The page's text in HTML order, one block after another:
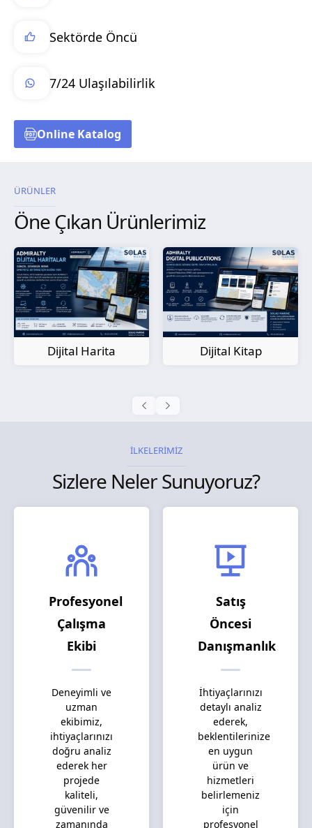
Sektörde Öncü
7/24 Ulaşılabilirlik
Online Katalog
ÜRÜNLER
Öne Çıkan Ürünlerimiz
Dijital Kitap
Kağıt Harita
İLKELERİMİZ
Sizlere Neler Sunuyoruz?
Profesyonel
Çalışma
Ekibi
Deneyimli ve
uzman
ekibimiz,
ihtiyaçlarınızı
doğru analiz
ederek her
projede
kaliteli,
güvenilir ve
zamanında
Satış
Öncesi
Danışmanlık
İhtiyaçlarınızı
detaylı analiz
ederek,
beklentilerinize
en uygun
ürün ve
hizmetleri
belirlemeniz
için
profesyonel